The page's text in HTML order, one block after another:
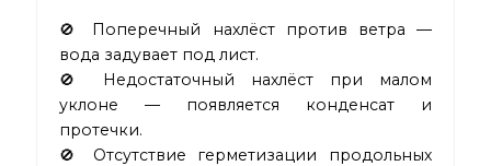
🚫 Поперечный нахлёст против ветра —
вода задувает под лист.
🚫 Недостаточный нахлёст при малом
уклоне — появляется конденсат и
протечки.
🚫 Отсутствие герметизации продольных